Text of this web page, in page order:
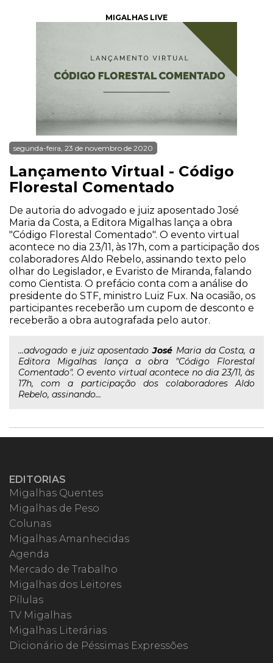
MIGALHAS LIVE
segunda-feira, 23 de novembro de 2020
Lançamento Virtual - Código
Florestal Comentado
De autoria do advogado e juiz aposentado José
Maria da Costa, a Editora Migalhas lança a obra
"Código Florestal Comentado". O evento virtual
acontece no dia 23/11, às 17h, com a participação dos
colaboradores Aldo Rebelo, assinando texto pelo
olhar do Legislador, e Evaristo de Miranda, falando
como Cientista. O prefácio conta com a análise do
presidente do STF, ministro Luiz Fux. Na ocasião, os
participantes receberão um cupom de desconto e
receberão a obra autografada pelo autor.
...advogado e juiz aposentadoJosé Maria da Costa, a
Editora Migalhas lança a obra "Código Florestal
Comentado". O evento virtual acontece no dia 23/11, às
17h, com a participação dos colaboradores Aldo
Rebelo, assinando...
EDITORIAS
Migalhas Quentes
Migalhas de Peso
Colunas
Migalhas Amanhecidas
Agenda
Mercado de Trabalho
Migalhas dos Leitores
Pílulas
TV Migalhas
Migalhas Literárias
Dicionário de Péssimas Expressões